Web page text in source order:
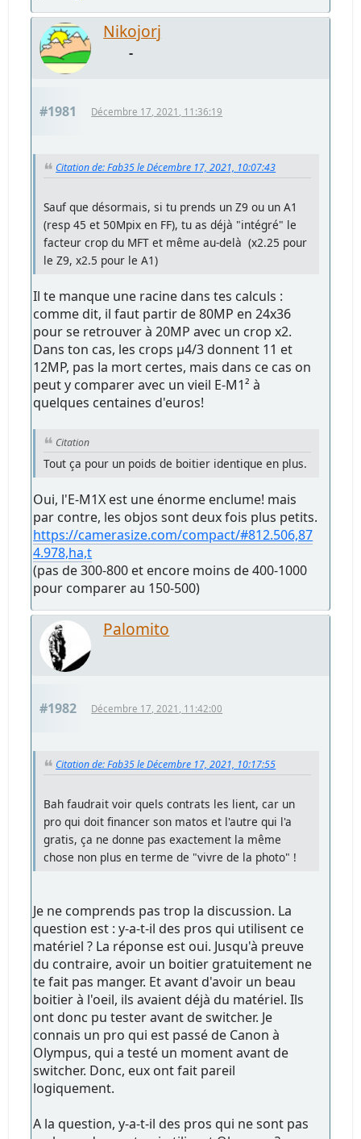
Nikojorj
-
#1981 Décembre 17, 2021, 11:36:19
Citation de: Fab35 le Décembre 17, 2021, 10:07:43
Sauf que désormais, si tu prends un Z9 ou un A1
(resp 45 et 50Mpix en FF), tu as déjà "intégré" le
facteur crop du MFT et même au-delà (x2.25 pour
le Z9, x2.5 pour le A1)
Il te manque une racine dans tes calculs :
comme dit, il faut partir de 80MP en 24x36
pour se retrouver à 20MP avec un crop x2.
Dans ton cas, les crops µ4/3 donnent 11 et
12MP, pas la mort certes, mais dans ce cas on
peut y comparer avec un vieil E-M1² à
quelques centaines d'euros!
Citation
Tout ça pour un poids de boitier identique en plus.
Oui, l'E-M1X est une énorme enclume! mais
par contre, les objos sont deux fois plus petits.
https://camerasize.com/compact/#812.506,87
4.978,ha,t
(pas de 300-800 et encore moins de 400-1000
pour comparer au 150-500)
Palomito
#1982 Décembre 17, 2021, 11:42:00
Citation de: Fab35 le Décembre 17, 2021, 10:17:55
Bah faudrait voir quels contrats les lient, car un
pro qui doit financer son matos et l'autre qui l'a
gratis, ça ne donne pas exactement la même
chose non plus en terme de "vivre de la photo" !
Je ne comprends pas trop la discussion. La
question est : y-a-t-il des pros qui utilisent ce
matériel ? La réponse est oui. Jusqu'à preuve
du contraire, avoir un boitier gratuitement ne
te fait pas manger. Et avant d'avoir un beau
boitier à l'oeil, ils avaient déjà du matériel. Ils
ont donc pu tester avant de switcher. Je
connais un pro qui est passé de Canon à
Olympus, qui a testé un moment avant de
switcher. Donc, eux ont fait pareil
logiquement.
A la question, y-a-t-il des pros qui ne sont pas